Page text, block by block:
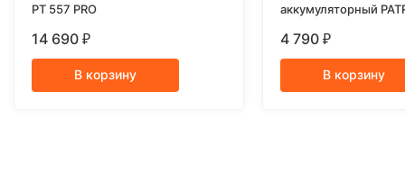
PT 557 PRO
14 690 ₽
В корзину
аккумуляторный
4 790 ₽
В корзину